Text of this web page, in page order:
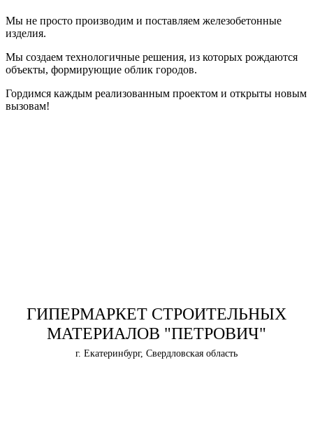
Мы не просто производим и поставляем железобетонные
изделия.
Мы создаем технологичные решения, из которых рождаются
объекты, формирующие облик городов.
Гордимся каждым реализованным проектом и открыты новым
вызовам!
ГИПЕРМАРКЕТ СТРОИТЕЛЬНЫХ
МАТЕРИАЛОВ "ПЕТРОВИЧ"
г. Екатеринбург, Свердловская область